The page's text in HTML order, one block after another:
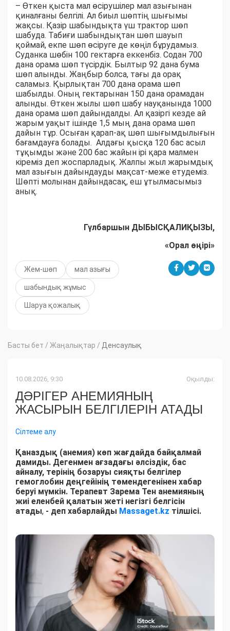
– Өткен қыста мал өсірушілер мал азығынан
қиналғаны белгілі. Ал биыл шөптің шығымы
жақсы. Қазір шабындықта үш трактор шөп
шабуда. Табиғи шабындықтан шөп шауып
қоймай, екпе шөп өсіруге де көңіл бұрудамыз.
Суданка шөбін 100 гектарға еккенбіз. Содан 700
дана орама шөп түсірдік. Былтыр 92 дана бума
шөп алынды. Жаңбыр болса, тағы да орақ
саламыз. Қырлықтан 700 дана орама шөп
шабылды. Оның гектарынан 150 дана орамадан
алынды. Өткен жылы шөп шабу науқанында 1000
дана орама шөп дайындалды. Ал қазіргі кезде ай
жарым уақыт ішінде 1,5 мың дана орама шөп
дайын тұр. Осыған қарап-ақ шөп шығымдылығын
бағамдауға болады. Алдағы қысқа 120 бас асыл
тұқымды және 200 бас жайын ірі қара малмен
кіреміз деп жоспарладық. Жалпы жыл жарымдық
мал азығын дайындауды мақсат-меже етудеміз.
Шөпті молынан дайындасақ, еш ұтылмасымыз
анық.
Гүлбаршын ДЫБЫСҚАЛИҚЫЗЫ,
«Орал өңірі»
Жем-шөп мал азығы
шабындық жұмыс
Шаруа қожалық
Басты бет / Жаңалықтар / Денсаулық
10.08.2026, 9:30 Оқылды:
ДӘРІГЕР АНЕМИЯНЫҢ
ЖАСЫРЫН БЕЛГІЛЕРІН АТАДЫ
Сілтеме алу
Қаназдық (анемия) көп жағдайда байқалмай
дамиды. Дегенмен ағзадағы әлсіздік, бас
айналу, терінің бозаруы сияқты белгілер
гемоглобин деңгейінің төмендегенінен хабар
беруі мүмкін. Терапевт Зарема Тен анемияның
жиі еленбей қалатын жеті негізгі белгісін
атады, - деп хабарлайды Massaget.kz тілшісі.